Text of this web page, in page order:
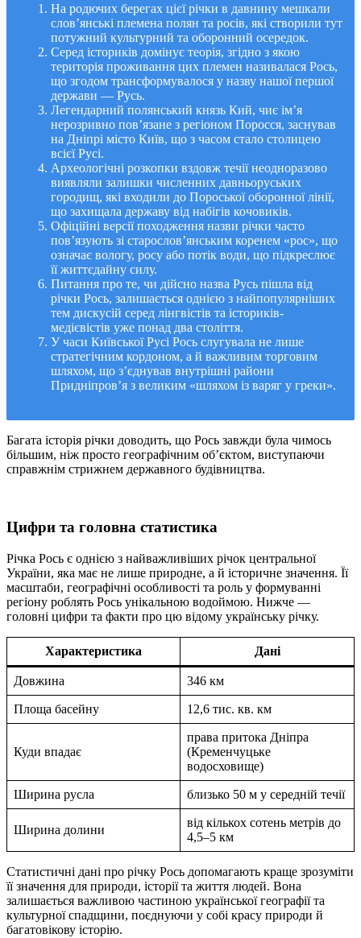
На родючих берегах цієї річки в давнину мешкали
слов’янські племена полян та росів, які створили тут
потужний культурний та оборонний осередок.
Серед істориків домінує теорія, згідно з якою
територія проживання цих племен називалася Рось,
що згодом трансформувалося у назву нашої першої
держави — Русь.
Легендарний полянський князь Кий, чиє ім’я
нерозривно пов’язане з регіоном Поросся, заснував
на Дніпрі місто Київ, що з часом стало столицею
всієї Русі.
Археологічні розкопки вздовж течії неодноразово
виявляли залишки численних давньоруських
городищ, які входили до Пороської оборонної лінії,
що захищала державу від набігів кочовиків.
Офіційні версії походження назви річки часто
пов’язують зі старослов’янським коренем «рос», що
означає вологу, росу або потік води, що підкреслює
її життєдайну силу.
Питання про те, чи дійсно назва Русь пішла від
річки Рось, залишається однією з найпопулярніших
тем дискусій серед лінгвістів та істориків-
медієвістів уже понад два століття.
У часи Київської Русі Рось слугувала не лише
стратегічним кордоном, а й важливим торговим
шляхом, що з’єднував внутрішні райони
Придніпров’я з великим «шляхом із варяг у греки».
Багата історія річки доводить, що Рось завжди була чимось
більшим, ніж просто географічним об’єктом, виступаючи
справжнім стрижнем державного будівництва.
Цифри та головна статистика
Річка Рось є однією з найважливіших річок центральної
України, яка має не лише природне, а й історичне значення. Її
масштаби, географічні особливості та роль у формуванні
регіону роблять Рось унікальною водоймою. Нижче —
головні цифри та факти про цю відому українську річку.
Характеристика Дані
Довжина 346 км
Площа басейну 12,6 тис. кв. км
Куди впадає
права притока Дніпра
(Кременчуцьке
водосховище)
Ширина русла близько 50 м у середній течії
Ширина долини
від кількох сотень метрів до
4,5–5 км
Статистичні дані про річку Рось допомагають краще зрозуміти
її значення для природи, історії та життя людей. Вона
залишається важливою частиною української географії та
культурної спадщини, поєднуючи у собі красу природи й
багатовікову історію.